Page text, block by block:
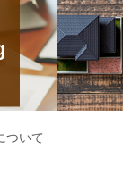
ついて